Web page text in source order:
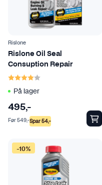
Rislone
Rislone Oil Seal
Consuption Repair
Karakter:
På lager
495,-
Spar54,-
Før549,-
-10%